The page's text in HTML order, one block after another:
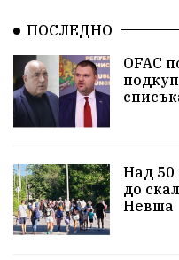
Храна от село
Здравословно
Актуално
Красиво Ветрино
Детски лагер
ПОСЛЕДНО
OFAC
Над 50
до
Невша